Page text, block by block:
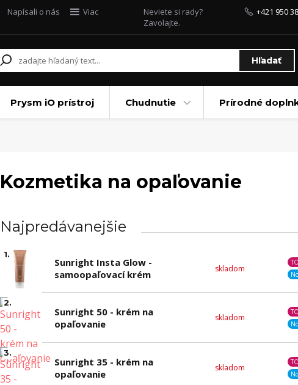
Napísali o nás Viac
Hľadať
Neviete si rady?
Zavolajte.
+421 950
Prysm iO prístroj Chudnutie Prírodné
Kozmetika na opaľovanie
Najpredávanejšie
1.
Sunright Insta Glow -
samoopaľovací krém
skladom
2.
Sunright 50 - krém na
opaľovanie
skladom
3.
Sunright 35 - krém na
opaľovanie
skladom